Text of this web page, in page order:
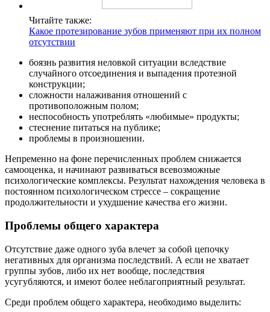
Читайте также:
Какое протезирование зубов применяют при их полном
отсутствии
боязнь развития неловкой ситуации вследствие
случайного отсоединения и выпадения протезной
конструкции;
сложности налаживания отношений с
противоположным полом;
неспособность употреблять «любимые» продукты;
стеснение питаться на публике;
проблемы в произношении.
Непременно на фоне перечисленных проблем снижается
самооценка, и начинают развиваться всевозможные
психологические комплексы. Результат нахождения человека в
постоянном психологическом стрессе – сокращение
продолжительности и ухудшение качества его жизни.
Проблемы общего характера
Отсутствие даже одного зуба влечет за собой цепочку
негативных для организма последствий. А если не хватает
группы зубов, либо их нет вообще, последствия
усугубляются, и имеют более неблагоприятный результат.
Среди проблем общего характера, необходимо выделить: